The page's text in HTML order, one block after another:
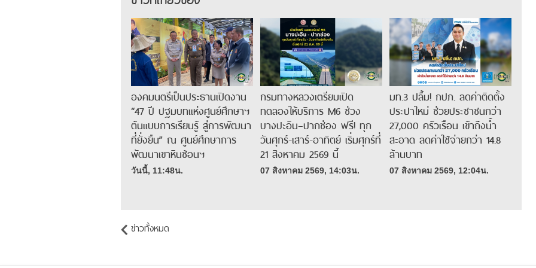
องคมนตรีเป็นประธานเปิดงาน
“47 ปี ปฐมบทแห่งศูนย์ศึกษาฯ
ต้นแบบการเรียนรู้ สู่การพัฒนา
ที่ยั่งยืน” ณ ศูนย์ศึกษาการ
พัฒนาเขาหินซ้อนฯ
วันนี้, 11:48น.
กรมทางหลวงเตรียมเปิด
ทดลองให้บริการ M6 ช่วง
บางปะอิน–ปากช่อง ฟรี! ทุก
วันศุกร์-เสาร์-อาทิตย์ เริ่มศุกร์ที่
21 สิงหาคม 2569 นี้
07 สิงหาคม 2569, 14:03น.
มท.3 ปลื้ม! กปภ. ลดค่าติดตั้ง
ประปาใหม่ ช่วยประชาชนกว่า
27,000 ครัวเรือน เข้าถึงน้ำ
สะอาด ลดค่าใช้จ่ายกว่า 14.8
ล้านบาท
07 สิงหาคม 2569, 12:04น.
ข่าวทั้งหมด